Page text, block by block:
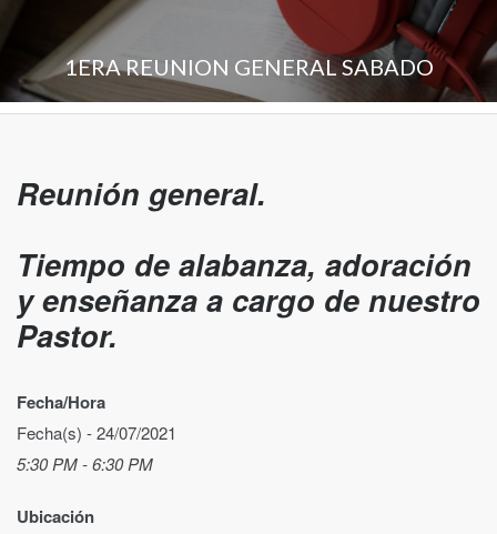
1ERA REUNION GENERAL SABADO
Reunión general.
Tiempo de alabanza, adoración
y enseñanza a cargo de nuestro
Pastor.
Fecha/Hora
Fecha(s) - 24/07/2021
5:30 PM - 6:30 PM
Ubicación